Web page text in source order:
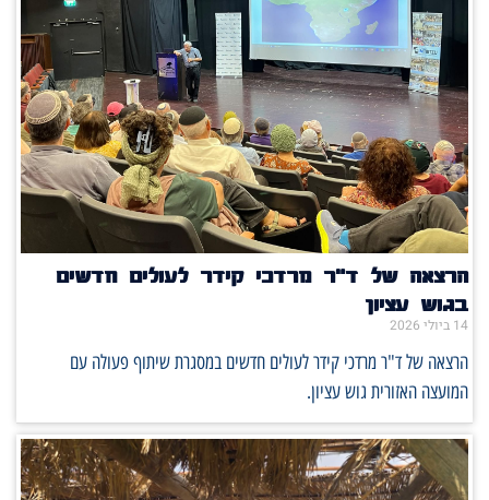
הרצאה של ד"ר מרדכי קידר לעולים חדשים
בגוש עציון
14 ביולי 2026
הרצאה של ד"ר מרדכי קידר לעולים חדשים במסגרת שיתוף פעולה עם
המועצה האזורית גוש עציון.